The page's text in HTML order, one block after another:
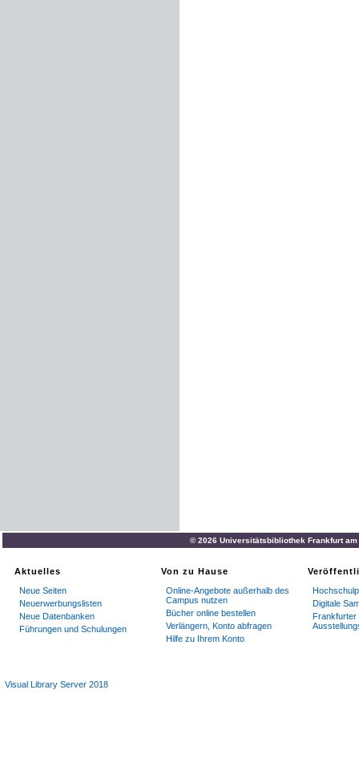
© 2026 Universitätsbibliothek Frankfurt
Aktuelles
Neue Seiten
Neuerwerbungslisten
Neue Datenbanken
Führungen und Schulungen
Von zu Hause
Online-Angebote außerhalb des
Campus nutzen
Bücher online bestellen
Verlängern, Konto abfragen
Hilfe zu Ihrem Konto
Digitale
Frankfurter
Visual Library Server 2018